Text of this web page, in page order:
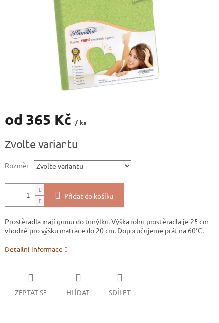
od 365 Kč / ks
cena:
Zvolte variantu
Rozměr
Přidat do košíku
Prostěradla mají gumu do tunýlku. Výška rohu prostěradla je 25 cm
vhodné pro výšku matrace do 20 cm. Doporučujeme prát na 60°C.
Detailní informace
ZEPTAT SE HLÍDAT SDÍLET